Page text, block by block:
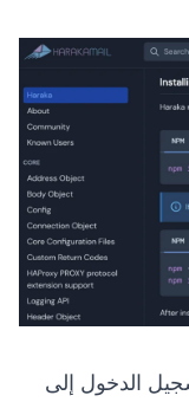
الدخول إلى